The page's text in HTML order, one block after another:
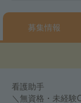
募集情報
看護助手
＼無資格・未経験